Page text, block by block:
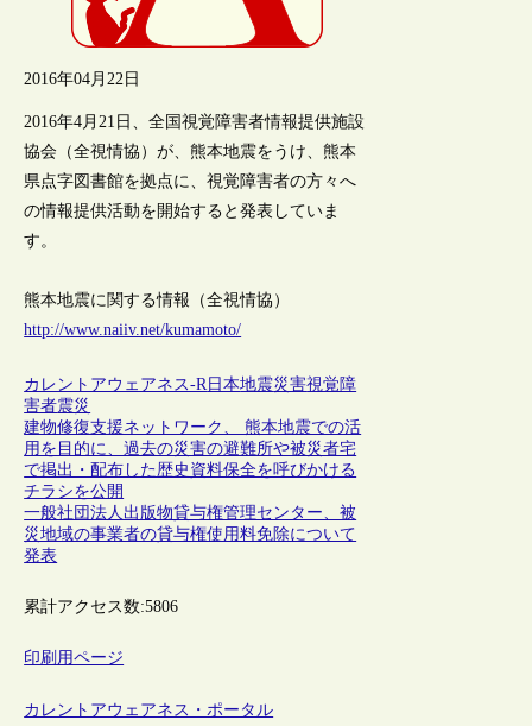
2016年04月22日
2016年4月21日、全国視覚障害者情報提供施設
協会（全視情協）が、熊本地震をうけ、熊本
県点字図書館を拠点に、視覚障害者の方々へ
の情報提供活動を開始すると発表していま
す。
熊本地震に関する情報（全視情協）
http://www.naiiv.net/kumamoto/
カレントアウェアネス-R日本地震災害視覚障
害者震災
建物修復支援ネットワーク、 熊本地震での活
用を目的に、過去の災害の避難所や被災者宅
で掲出・配布した歴史資料保全を呼びかける
チラシを公開
一般社団法人出版物貸与権管理センター、被
災地域の事業者の貸与権使用料免除について
発表
累計アクセス数:5806
印刷用ページ
カレントアウェアネス・ポータル